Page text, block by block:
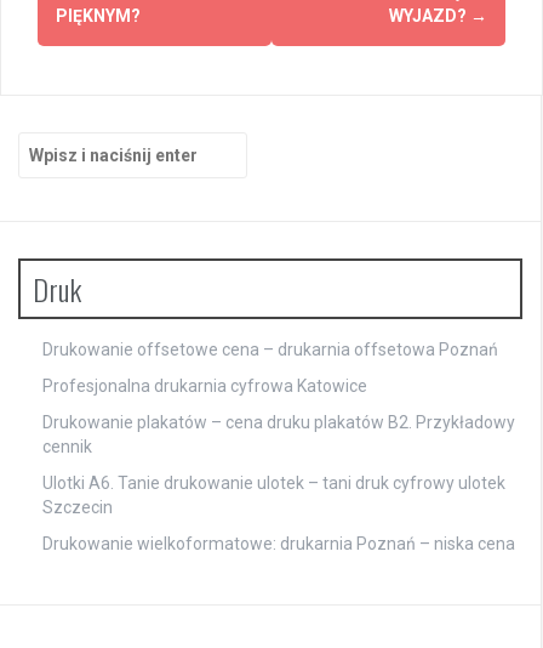
wpisy
PIĘKNYM?
WYJAZD? →
Druk
Drukowanie offsetowe cena – drukarnia offsetowa Poznań
Profesjonalna drukarnia cyfrowa Katowice
Drukowanie plakatów – cena druku plakatów B2. Przykładowy
cennik
Ulotki A6. Tanie drukowanie ulotek – tani druk cyfrowy ulotek
Szczecin
Drukowanie wielkoformatowe: drukarnia Poznań – niska cena